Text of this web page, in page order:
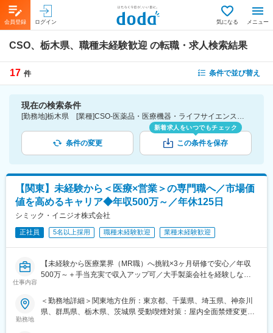
会員登録 ログイン 気になる メニュー
CSO、栃木県、職種未経験歓迎 の転職・求人検索結果
17 件 条件で並び替え
現在の検索条件
[勤務地]栃木県 [業種]CSO-医薬品・医療機器・ライフサイエンス・医療系サービス [こだわり条件ピックアップ]職種未経験歓迎 [詳細条件](募集・採用情報)職種未経験歓迎
条件の変更
新着求人をいつでもチェック
この条件を保存
【関東】未経験から＜医療×営業＞の専門職へ／市場価
値を高めるキャリア◆年収500万～／年休125日
シミック・イニジオ株式会社
正社員 5名以上採用 職種未経験歓迎 業種未経験歓迎
仕事内容
【未経験から医療業界（MR職）へ挑戦×3ヶ月研修で安心／年収
500万～＋手当充実で収入アップ可／大手製薬会社を経験しなが
＜入社月について＞
勤務地
＜勤務地詳細＞関東地方住所：東京都、千葉県、埼玉県、神奈川
県、群馬県、栃木県、茨城県 受動喫煙対策：屋内全面禁煙変更の